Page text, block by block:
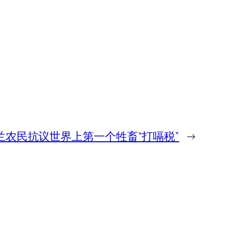
农民抗议世界上第一个牲畜“打嗝税” →